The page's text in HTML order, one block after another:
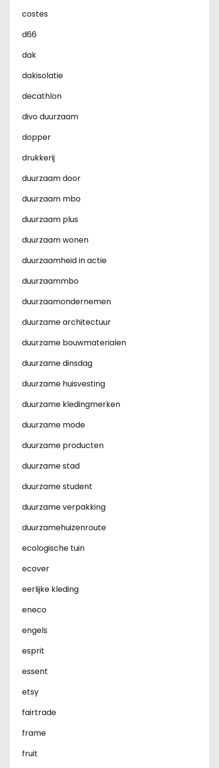
costes
d66
dak
dakisolatie
decathlon
divo duurzaam
dopper
drukkerij
duurzaam door
duurzaam mbo
duurzaam plus
duurzaam wonen
duurzaamheid in actie
duurzaammbo
duurzaamondernemen
duurzame architectuur
duurzame bouwmaterialen
duurzame dinsdag
duurzame huisvesting
duurzame kledingmerken
duurzame mode
duurzame producten
duurzame stad
duurzame student
duurzame verpakking
duurzamehuizenroute
ecologische tuin
ecover
eerlijke kleding
eneco
engels
esprit
essent
etsy
fairtrade
frame
fruit